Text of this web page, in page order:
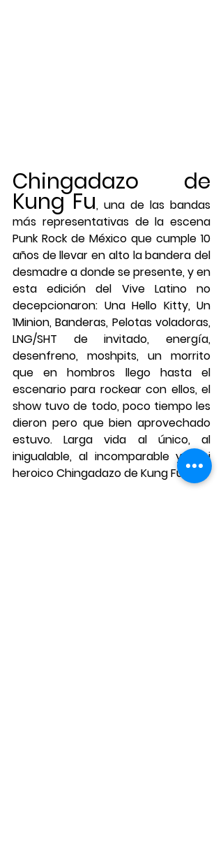
Chingadazo de
Kung Fu, una de las bandas
más representativas de la escena
Punk Rock de México que cumple 10
años de llevar en alto la bandera del
desmadre a donde se presente, y en
esta edición del Vive Latino no
decepcionaron: Una Hello Kitty, Un
1Minion, Banderas, Pelotas voladoras,
LNG/SHT de invitado, energía,
desenfreno, moshpits, un morrito
que en hombros llego hasta el
escenario para rockear con ellos, el
show tuvo de todo, poco tiempo les
dieron pero que bien aprovechado
estuvo. Larga vida al único, al
inigualable, al incomparable y casi
heroico Chingadazo de Kung Fu.